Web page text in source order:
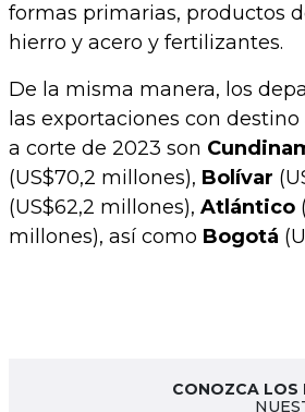
formas primarias, productos
hierro y acero y fertilizantes.
De la misma manera, los
las exportaciones con
a corte de 2023 son
(US$70,2 millones), Bolívar
(US$62,2 millones), Atlántico
millones), así como Bogotá
CONOZCA LOS